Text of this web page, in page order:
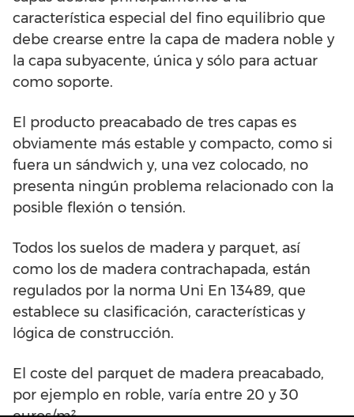
característica especial del fino equilibrio que
debe crearse entre la capa de madera noble y
la capa subyacente, única y sólo para actuar
como soporte.
El producto preacabado de tres capas es
obviamente más estable y compacto, como si
fuera un sándwich y, una vez colocado, no
presenta ningún problema relacionado con la
posible flexión o tensión.
Todos los suelos de madera y parquet, así
como los de madera contrachapada, están
regulados por la norma Uni En 13489, que
establece su clasificación, características y
lógica de construcción.
El coste del parquet de madera preacabado,
por ejemplo en roble, varía entre 20 y 30